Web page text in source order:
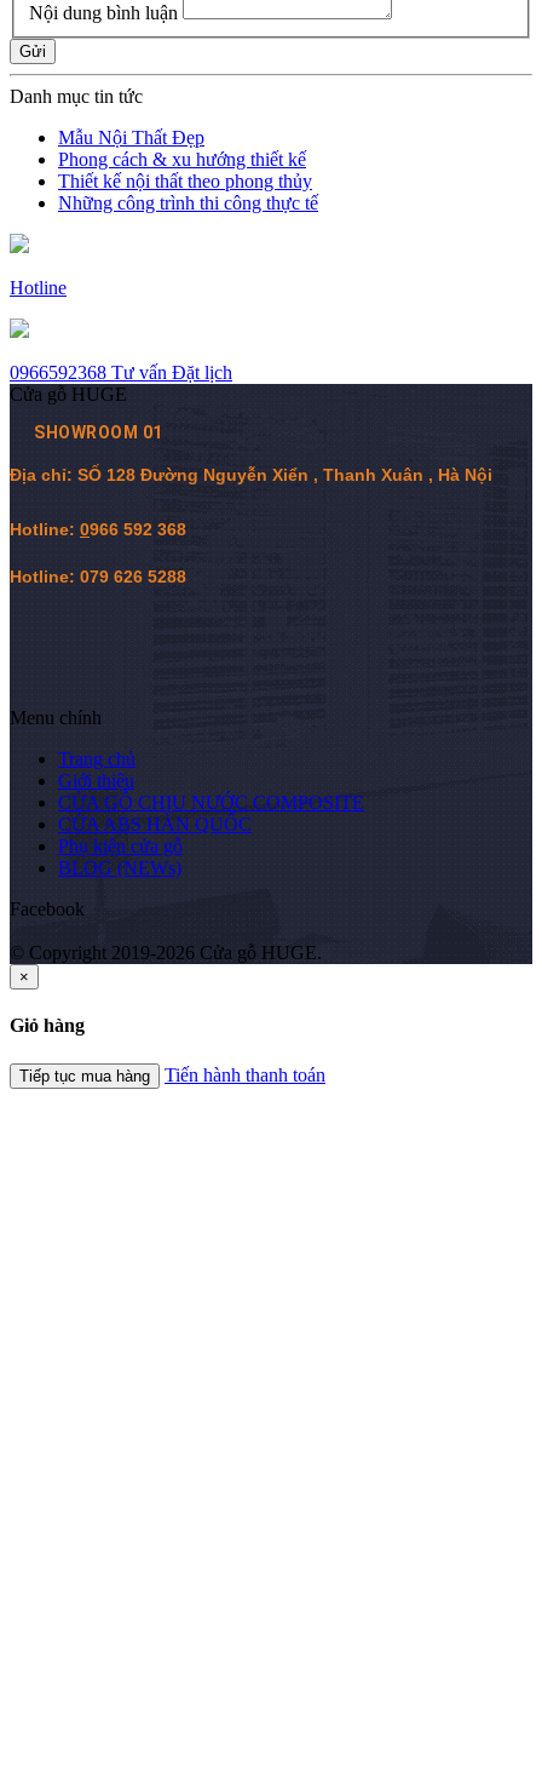
Nội dung bình luận
Gửi
Danh mục tin tức
Mẫu Nội Thất Đẹp
Phong cách & xu hướng thiết kế
Thiết kế nội thất theo phong thủy
Những công trình thi công thực tế
Hotline
0966592368 Tư vấn Đặt lịch
Cửa gỗ HUGE
SHOWROOM 01
Địa chỉ: SỐ 128 Đường Nguyễn Xiển , Thanh Xuân , Hà Nội
Hotline: 0966 592 368
Hotline: 079 626 5288
Menu chính
Trang chủ
Giới thiệu
CỬA GỖ CHỊU NƯỚC COMPOSITE
CỬA ABS HÀN QUỐC
Phụ kiện cửa gỗ
BLOG (NEWs)
Facebook
© Copyright 2019-2026 Cửa gỗ HUGE.
×
Giỏ hàng
Tiếp tục mua hàng Tiến hành thanh toán